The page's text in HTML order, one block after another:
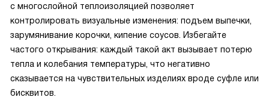
с многослойной теплоизоляцией позволяет
контролировать визуальные изменения: подъем выпечки,
зарумянивание корочки, кипение соусов. Избегайте
частого открывания: каждый такой акт вызывает потерю
тепла и колебания температуры, что негативно
сказывается на чувствительных изделиях вроде суфле или
бисквитов.